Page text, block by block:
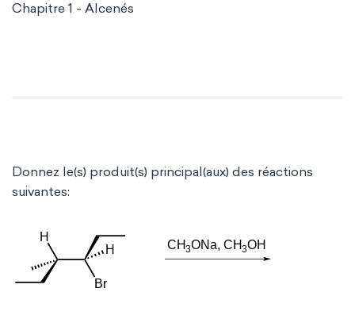
Chapitre 1 - Alcenés
Donnez le(s) produit(s) principal(aux) des réactions
suivantes: